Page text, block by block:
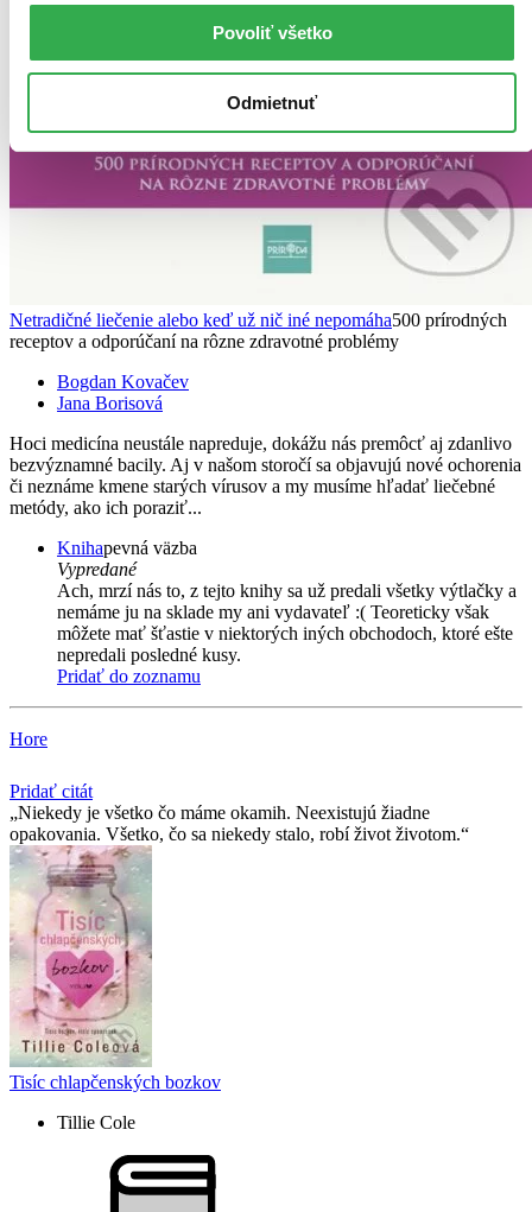
Povoliť všetko
Odmietnuť
Netradičné liečenie alebo keď už nič iné nepomáha500 prírodných
receptov a odporúčaní na rôzne zdravotné problémy
Bogdan Kovačev
Jana Borisová
Hoci medicína neustále napreduje, dokážu nás premôcť aj zdanlivo
bezvýznamné bacily. Aj v našom storočí sa objavujú nové ochorenia
či neznáme kmene starých vírusov a my musíme hľadať liečebné
metódy, ako ich poraziť...
Knihapevná väzba
Vypredané
Ach, mrzí nás to, z tejto knihy sa už predali všetky výtlačky a
nemáme ju na sklade my ani vydavateľ :( Teoreticky však
môžete mať šťastie v niektorých iných obchodoch, ktoré ešte
nepredali posledné kusy.
Pridať do zoznamu
Hore
Pridať citát
Niekedy je všetko čo máme okamih. Neexistujú žiadne
opakovania. Všetko, čo sa niekedy stalo, robí život životom.
Tisíc chlapčenských bozkov
Tillie Cole